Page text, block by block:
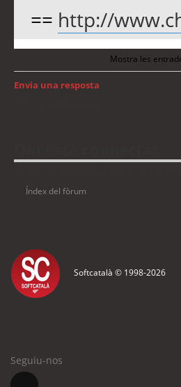
== http://
Mostra les
Envia una resposta
Índex del fòrum
Softcatalà © 1998-2026
Seguiu-nos